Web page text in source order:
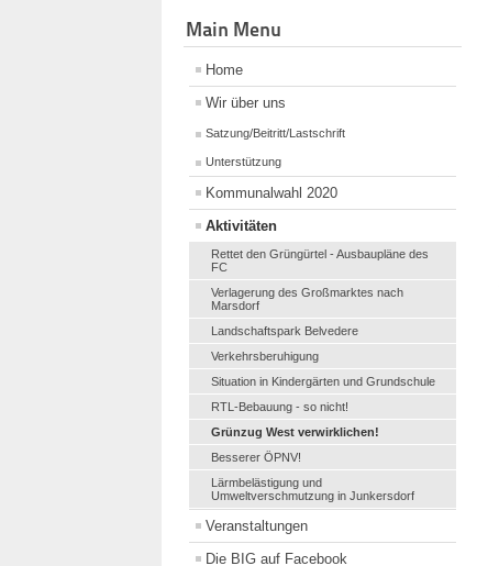
Main Menu
Home
Wir über uns
Satzung/Beitritt/Lastschrift
Unterstützung
Kommunalwahl 2020
Aktivitäten
Rettet den Grüngürtel - Ausbaupläne des
FC
Verlagerung des Großmarktes nach
Marsdorf
Landschaftspark Belvedere
Verkehrsberuhigung
Situation in Kindergärten und Grundschule
RTL-Bebauung - so nicht!
Grünzug West verwirklichen!
Besserer ÖPNV!
Lärmbelästigung und
Umweltverschmutzung in Junkersdorf
Veranstaltungen
Die BIG auf Facebook